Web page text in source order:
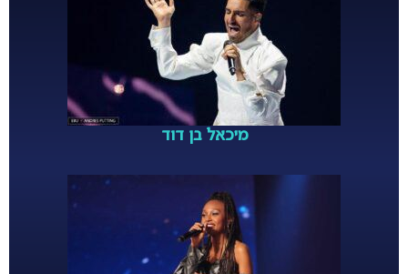
מיכאל בן דוד